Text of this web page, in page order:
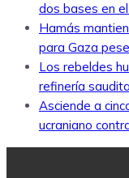
dos bases en
Hamás
para Gaza
Los rebeldes
refinería
Asciende a
ucraniano